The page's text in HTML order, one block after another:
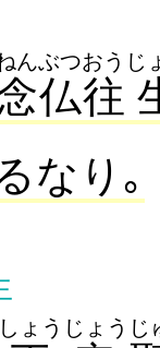
仏
んぶつ
往
おう じ
なり｡
しょうじょう じ